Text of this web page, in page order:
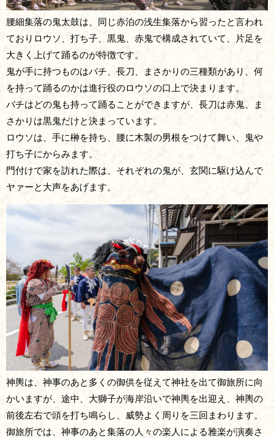
腰細集落の鬼太鼓は、同じ赤泊の浅生集落から習ったと言われ
ておりロウソ、打ち子、黒鬼、赤鬼で構成されていて、片足を
大きく上げて踊るのが特徴です。
鬼が手に持つものはバチ、長刀、まさかりの三種類があり、何
を持って踊るのかは進行役のロウソの口上で決まります。
バチはどの鬼も持って踊ることができますが、長刀は赤鬼、ま
さかりは黒鬼だけと決まっています。
ロウソは、手に榊を持ち、腰に木製の男根をつけて舞い、鬼や
打ち子にからみます。
門付けで家を訪れた際は、それぞれの鬼が、玄関に駆け込んで
ヤァーと大声をあげます。
神輿は、神事のあと多くの御供を従えて神社を出て御旅所に向
かいますが、途中、大獅子が海岸沿いで神輿を出迎え、神輿の
前後左右で頭を打ち鳴らし、威勢よく周りを三回まわります。
御旅所では、神事のあと集落の人々の楽人による雅楽が演奏さ